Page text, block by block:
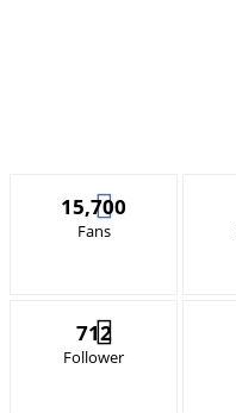
15,700
Fans
712
Follower